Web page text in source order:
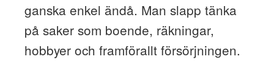
ganska enkel ändå. Man slapp tänka
på saker som boende, räkningar,
hobbyer och framförallt försörjningen.